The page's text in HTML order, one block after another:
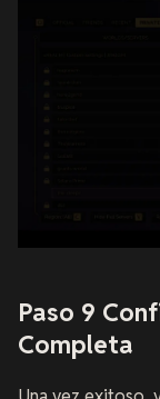
Paso 9
Completa